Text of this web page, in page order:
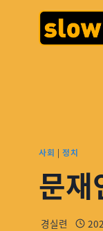
사회 | 정치
문
경실련